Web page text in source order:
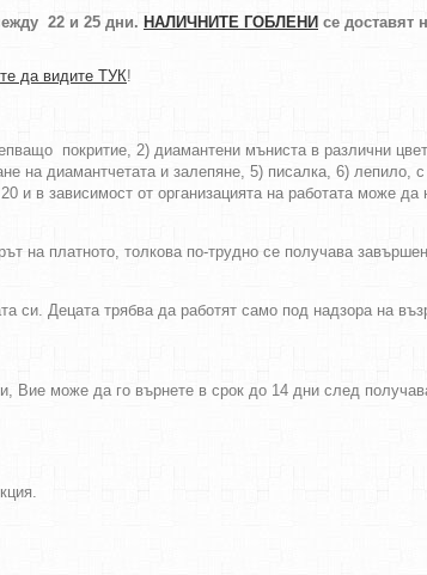
22 и 25 дни. НАЛИЧНИТЕ ГОБЛЕНИ се доставят
да видите ТУК!
покритие, 2) диамантени мъниста в различни
на диамантчетата и залепяне, 5) писалка, 6) лепило,
и в зависимост от организацията на работата може
на платното, толкова по-трудно се получава
си. Децата трябва да работят само под надзора на
Вие може да го върнете в срок до 14 дни след